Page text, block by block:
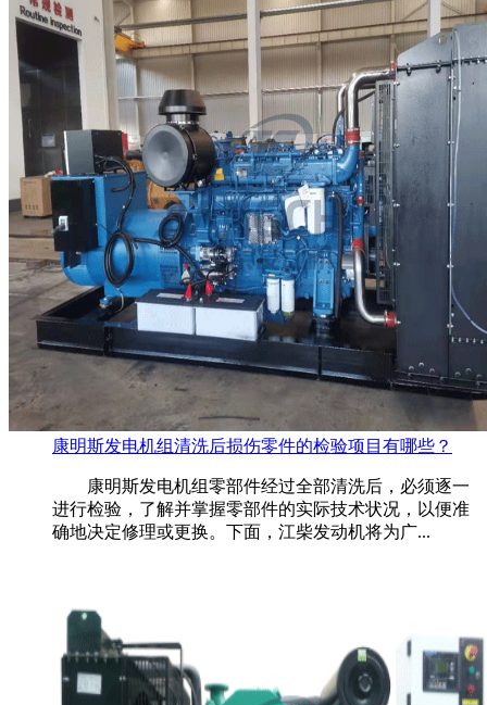
康明斯发电机组清洗后损伤零件的检验项目有哪些？
康明斯发电机组零部件经过全部清洗后，必须逐一
进行检验，了解并掌握零部件的实际技术状况，以便准
确地决定修理或更换。下面，江柴发动机将为广...